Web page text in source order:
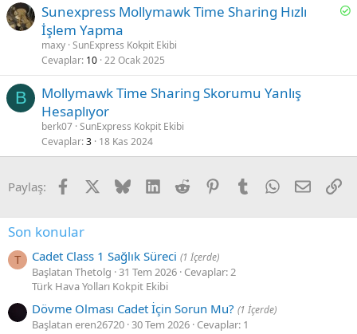
Ç
l
Sunexpress Mollymawk Time Sharing Hızlı
İşlem Yapma
maxy SunExpress Kokpit Ekibi
Cevaplar 10 22 Ocak 2025
B
Mollymawk Time Sharing Skorumu Yanlış
Hesaplıyor
berk07 SunExpress Kokpit Ekibi
Cevaplar 3 18 Kas 2024
Paylaş: Facebook BlueskyLinkedInReddit PinterestTumblr WhatsApp
E-posta
Son konular
T Cadet Class 1 Sağlık Süreci (1 İçerde)
Başlatan Thetolg 31 Tem 2026 Cevaplar: 2
Türk Hava Yolları Kokpit Ekibi
Dövme Olması Cadet İçin Sorun Mu? (1 İçerde)
Başlatan eren26720 30 Tem 2026 Cevaplar: 1